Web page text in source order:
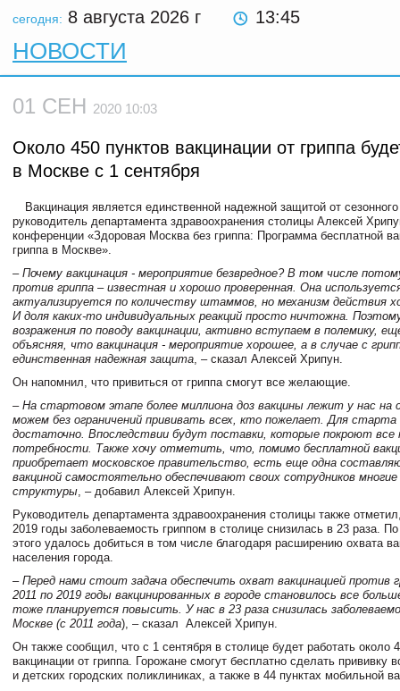
сегодня: 8 августа 2026 г 13:45
НОВОСТИ
01 СЕН 2020 10:03
Около 450 пунктов вакцинации от гриппа
в Москве с 1 сентября
Вакцинация является единственной надежной защитой от
руководитель департамента здравоохранения столицы Алексей
конференции «Здоровая Москва без гриппа: Программа бесплатной
гриппа в Москве».
– Почему вакцинация - мероприятие безвредное? В том числе
против гриппа – известная и хорошо проверенная. Она
актуализируется по количеству штаммов, но механизм действия
И доля каких-то индивидуальных реакций просто ничтожна.
возражения по поводу вакцинации, активно вступаем в полемику,
объясняя, что вакцинация - мероприятие хорошее, а в случае с
единственная надежная защита, – сказал Алексей Хрипун.
Он напомнил, что привиться от гриппа смогут все желающие.
– На стартовом этапе более миллиона доз вакцины лежит у нас на
можем без ограничений прививать всех, кто пожелает. Для старта
достаточно. Впоследствии будут поставки, которые покроют все
потребности. Также хочу отметить, что, помимо бесплатной
приобретает московское правительство, есть еще одна
вакциной самостоятельно обеспечивают своих сотрудников многие
структуры, – добавил Алексей Хрипун.
Руководитель департамента здравоохранения столицы также
2019 годы заболеваемость гриппом в столице снизилась в 23 раза.
этого удалось добиться в том числе благодаря расширению охвата
населения города.
– Перед нами стоит задача обеспечить охват вакцинацией против
2011 по 2019 годы вакцинированных в городе становилось все
тоже планируется повысить. У нас в 23 раза снизилась
Москве (с 2011 года), – сказал Алексей Хрипун.
Он также сообщил, что с 1 сентября в столице будет работать около
вакцинации от гриппа. Горожане смогут бесплатно сделать прививку
и детских городских поликлиниках, а также в 44 пунктах мобильной